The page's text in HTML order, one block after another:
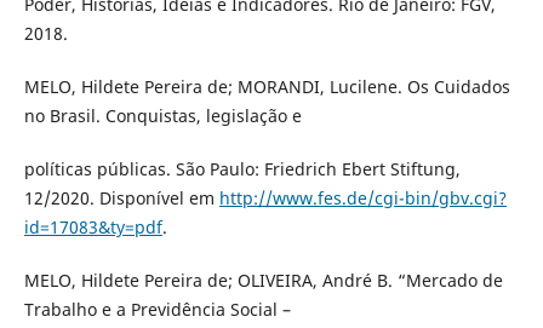
2018.
MELO, Hildete Pereira de; MORANDI, Lucilene. Os Cuidados
no Brasil. Conquistas, legislação e
políticas públicas. São Paulo: Friedrich Ebert Stiftung,
12/2020. Disponível em http://www.fes.de/cgi-bin/gbv.cgi?
id=17083&ty=pdf.
MELO, Hildete Pereira de; OLIVEIRA, André B. “Mercado de
Trabalho e a Previdência Social –